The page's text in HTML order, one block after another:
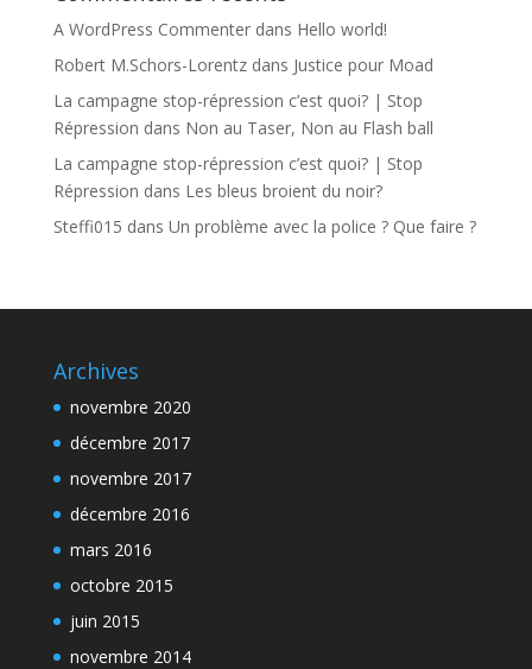
A WordPress Commenterdans Hello world!
Robert M.Schors-Lorentzdans Justice pour Moad
La campagne stop-répression c’est quoi? | Stop
Répression dans Non au Taser, Non au Flash ball
La campagne stop-répression c’est quoi? | Stop
Répression dans Les bleus broient du noir?
Steffi015 dans Un problème avec la police ? Que faire ?
Archives
novembre 2020
décembre 2017
novembre 2017
décembre 2016
mars 2016
octobre 2015
juin 2015
novembre 2014